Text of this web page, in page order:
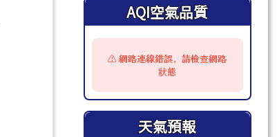
AQI空氣品質
⚠️ 網路連線錯誤，請檢查網路
狀態
天氣預報